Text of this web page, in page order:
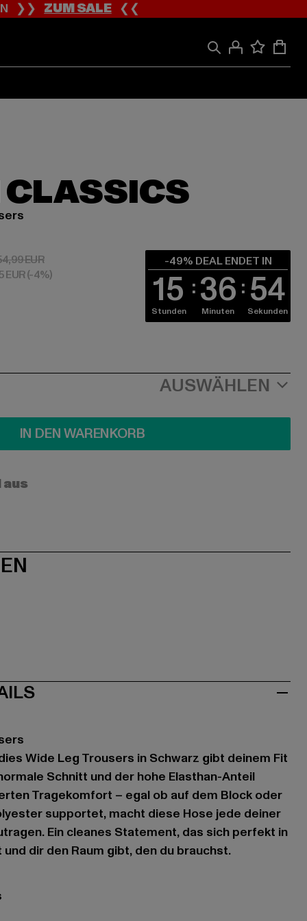
❯❯ZUM SALE❮❮
EUR
EURAktionspreis: 54,99 EUR
EUR(-4%)
-49% DEAL ENDET IN
15
Stunden 36
Minuten 53
Sekunden
AUSWÄHLEN
IN DEN WARENKORB
Wide Leg Trousers in Schwarz gibt deinem Fit
Schnitt und der hohe Elasthan-Anteil
Tragekomfort – egal ob auf dem Block oder
supportet, macht diese Hose jede deiner
Ein cleanes Statement, das sich perfekt in
dir den Raum gibt, den du brauchst.